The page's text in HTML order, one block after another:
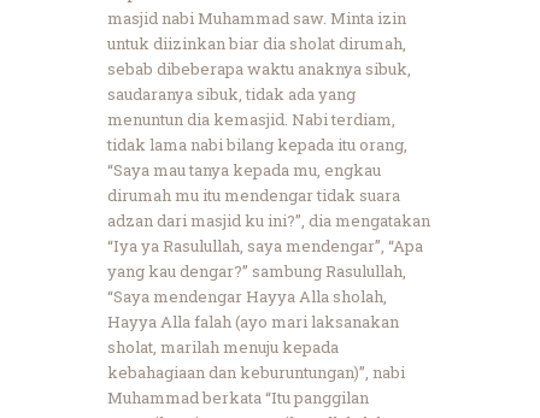
masjid nabi Muhammad saw. Minta izin
untuk diizinkan biar dia sholat dirumah,
sebab dibeberapa waktu anaknya sibuk,
saudaranya sibuk, tidak ada yang
menuntun dia kemasjid. Nabi terdiam,
tidak lama nabi bilang kepada itu orang,
“Saya mau tanya kepada mu, engkau
dirumah mu itu mendengar tidak suara
adzan dari masjid ku ini?”, dia mengatakan
“Iya ya Rasulullah, saya mendengar”, “Apa
yang kau dengar?” sambung Rasulullah,
“Saya mendengar Hayya Alla sholah,
Hayya Alla falah (ayo mari laksanakan
sholat, marilah menuju kepada
kebahagiaan dan keburuntungan)”, nabi
Muhammad berkata “Itu panggilan